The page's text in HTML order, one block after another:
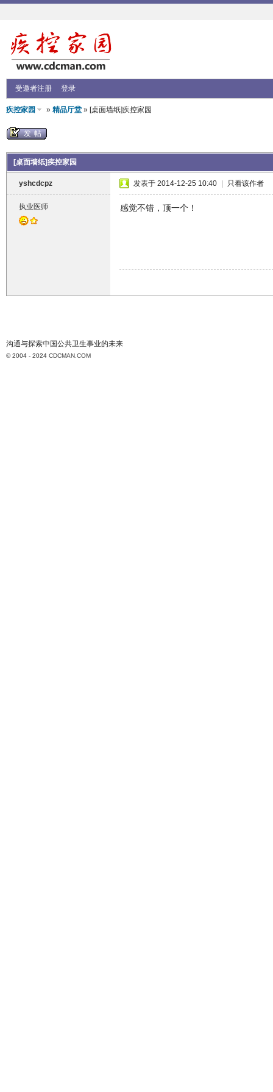
受邀者注册 登录
疾控家园 » 精品厅堂» [桌面墙纸]疾控家园
发帖
[桌面墙纸]疾控家园
yshcdcpz
执业医师
发表于 2014-12-25 10:40 只看该作者
感觉不错，顶一个！
沟通与探索中国公共卫生事业的未来
© 2004 - 2024 CDCMAN.COM